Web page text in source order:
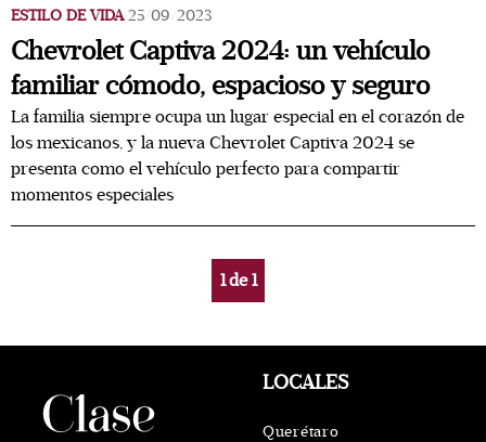
ESTILO DE VIDA 25/09/2023
Chevrolet Captiva 2024: un vehículo
familiar cómodo, espacioso y seguro
La familia siempre ocupa un lugar especial en el corazón de
los mexicanos, y la nueva Chevrolet Captiva 2024 se
presenta como el vehículo perfecto para compartir
momentos especiales
1de1
LOCALES
Querétaro